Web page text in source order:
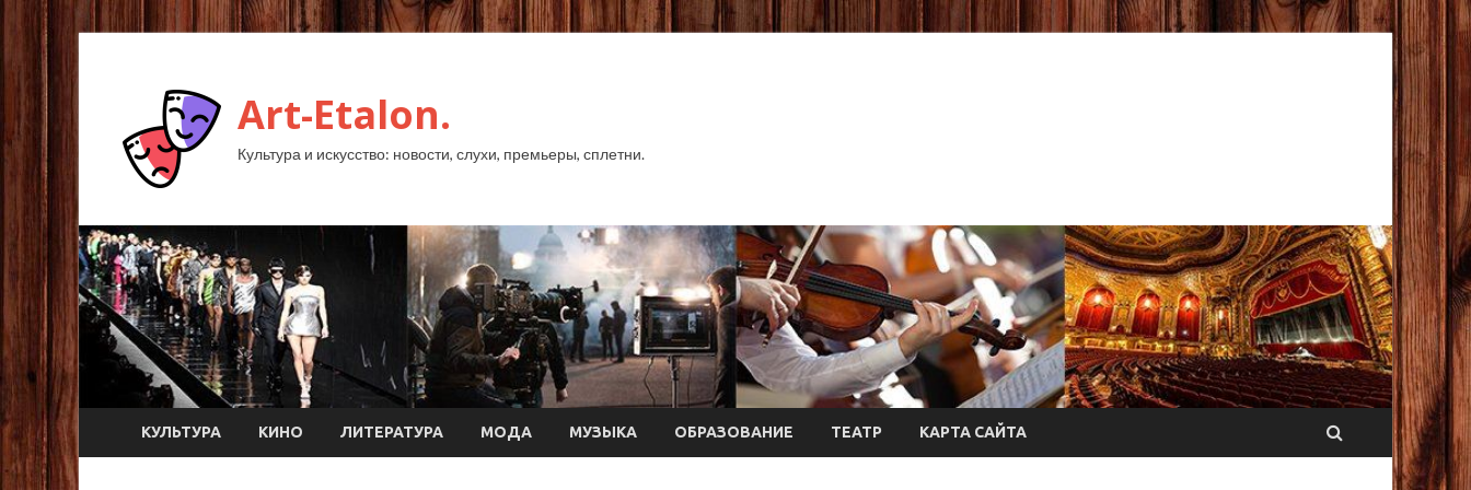
Art-Etalon.
Культура и искусство: новости, слухи, премьеры, сплетни.
КУЛЬТУРА КИНО ЛИТЕРАТУРА МОДА МУЗЫКА ОБРАЗОВАНИЕ ТЕАТР КАРТА САЙТА